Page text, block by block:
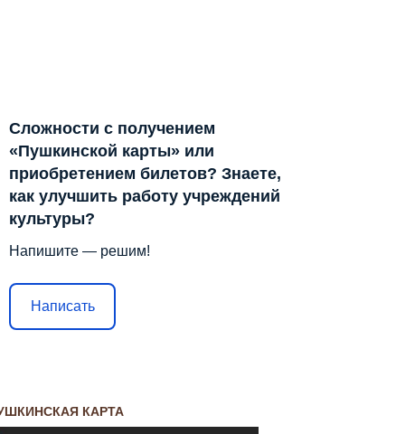
Сложности с получением
«Пушкинской карты» или
приобретением билетов? Знаете,
как улучшить работу учреждений
культуры?
Напишите — решим!
Написать
КАРТА